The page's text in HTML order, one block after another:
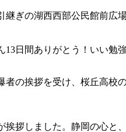
継ぎの湖西西部公民館前広
日間ありがとう！いい勉
者の挨拶を受け、桜丘高
拶しました。静岡の心と